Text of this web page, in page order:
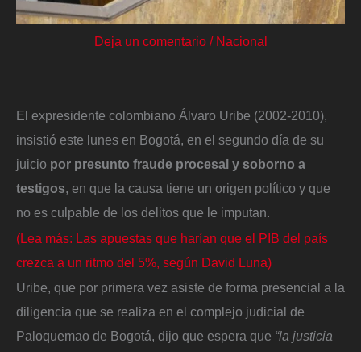
Deja un comentario / Nacional
El expresidente colombiano Álvaro Uribe (2002-2010),
insistió este lunes en Bogotá, en el segundo día de su
juicio por presunto fraude procesal y soborno a
testigos, en que la causa tiene un origen político y que
no es culpable de los delitos que le imputan.
(Lea más: Las apuestas que harían que el PIB del país
crezca a un ritmo del 5%, según David Luna)
Uribe, que por primera vez asiste de forma presencial a la
diligencia que se realiza en el complejo judicial de
Paloquemao de Bogotá, dijo que espera que “la justicia